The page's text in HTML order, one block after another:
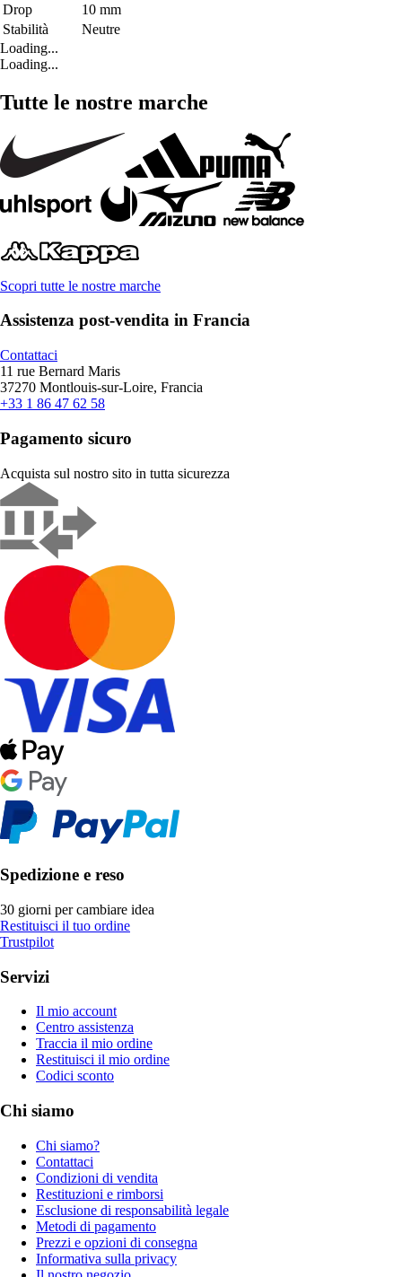
Drop
10 mm
Stabilità
Neutre
Loading...
Loading...
Tutte le nostre marche
Scopri tutte le nostre marche
Assistenza post-vendita in Francia
Contattaci
11 rue Bernard Maris
37270 Montlouis-sur-Loire, Francia
+33 1 86 47 62 58
Pagamento sicuro
Acquista sul nostro sito in tutta sicurezza
Spedizione e reso
30 giorni per cambiare idea
Restituisci il tuo ordine
Trustpilot
Servizi
Il mio account
Centro assistenza
Traccia il mio ordine
Restituisci il mio ordine
Codici sconto
Chi siamo
Chi siamo?
Contattaci
Condizioni di vendita
Restituzioni e rimborsi
Esclusione di responsabilità legale
Metodi di pagamento
Prezzi e opzioni di consegna
Informativa sulla privacy